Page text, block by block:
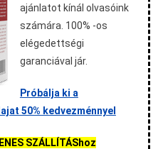
ajánlatot kínál olvasóink
számára. 100% -os
elégedettségi
garanciával jár.
Próbálja ki a
50% kedvezménnyel
SZÁLLÍTÁShoz